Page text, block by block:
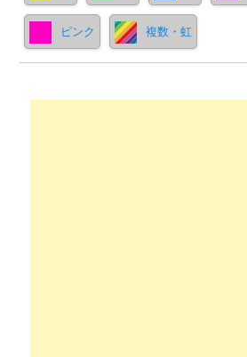
ピンク 複数・虹